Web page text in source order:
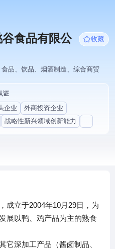
食品有限公
收藏
食品、饮品、烟酒制造、综合商贸
证
企业
外商投资企业
战略性新兴领域创新能力 ...
成立于2004年10月29日，为
展以鸭、鸡产品为主的熟食
它深加工产品（酱卤制品、